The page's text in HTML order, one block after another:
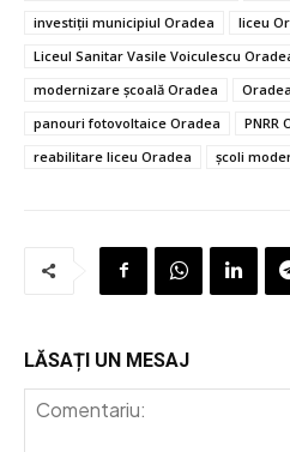
investiții municipiul Oradea
liceu
Liceul Sanitar Vasile Voiculescu
modernizare școală Oradea
Oradea
panouri fotovoltaice Oradea
PNRR
reabilitare liceu Oradea
școli
LĂSAȚI UN MESAJ